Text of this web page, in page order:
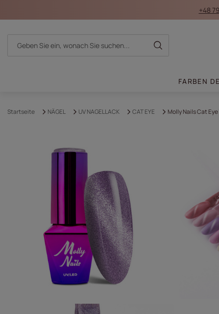
+48
FARBEN
Startseite NÄGEL UV NAGELLACK CAT EYE Molly Nails Cat